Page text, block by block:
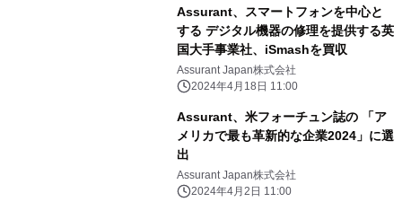
Assurant、スマートフォンを中心と
する デジタル機器の修理を提供する英
国大手事業社、iSmashを買収
Assurant Japan株式会社
2024年4月18日 11:00
Assurant、米フォーチュン誌の 「ア
メリカで最も革新的な企業2024」に選
出
Assurant Japan株式会社
2024年4月2日 11:00